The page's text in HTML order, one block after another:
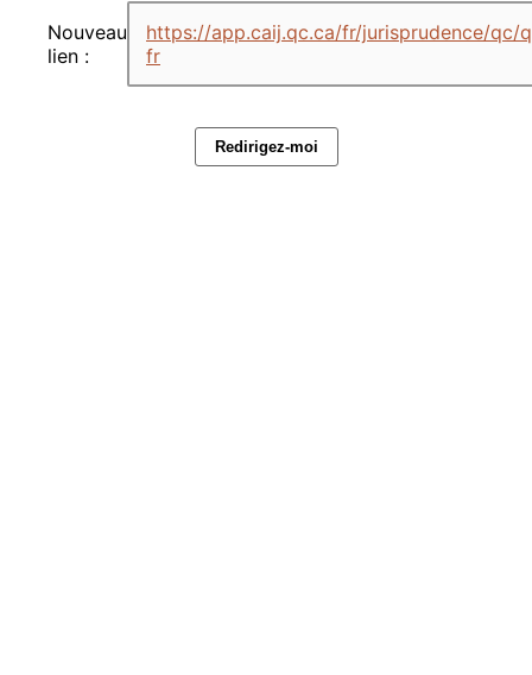
Nouveau
lien :
https://app.caij.qc.ca/fr/jurisprudence/qc/
fr
Redirigez-moi